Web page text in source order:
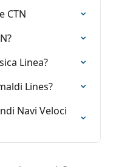
CTN
Linea?
Lines?
Navi Veloci